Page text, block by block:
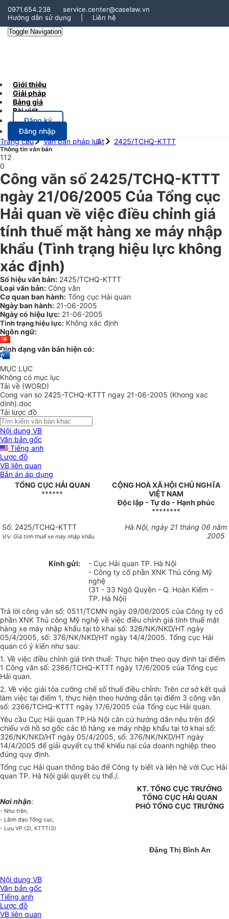
0971.654.238
service.center@caselaw.vn
Hướng dẫn sử dụng
Liên hệ
Toggle Navigation
Giới thiệu
Giải pháp
Bảng giá
Bài viết
Đăng ký
Đăng nhập
Trang chủ
Văn bản pháp luật 2425/TCHQ-KTTT
Thông tin văn bản
112
0
Công văn số 2425/TCHQ-KTTT
ngày 21/06/2005 Của Tổng cục
Hải quan về việc điều chỉnh giá
tính thuế mặt hàng xe máy nhập
khẩu (Tình trạng hiệu lực không
xác định)
Số hiệu văn bản: 2425/TCHQ-KTTT
Loại văn bản: Công văn
Cơ quan ban hành: Tổng cục Hải quan
Ngày ban hành: 21-06-2005
Ngày có hiệu lực: 21-06-2005
Tình trạng hiệu lực: Không xác định
Ngôn ngữ:
Định dạng văn bản hiện có:
MỤC LỤC
Không có mục lục
Tải về (WORD)
Cong van so 2425-TCHQ-KTTT ngay 21-06-2005 (Khong xac
dinh).doc
Tải lược đồ
Nội dung VB
Văn bản gốc
Tiếng anh
Lược đồ
VB liên quan
Bản án áp dụng
TỔNG CỤC HẢI QUAN
******
CỘNG HOÀ XÃ HỘI CHỦ NGHĨA
VIỆT NAM
Độc lập - Tự do - Hạnh phúc
********
Số: 2425/TCHQ-KTTT
V/v: Giá tính thuế xe máy nhập khẩu.
Hà Nội, ngày 21 tháng 06 năm
2005
Kính gửi:
- Cục Hải quan TP. Hà Nội
- Công ty cổ phần XNK Thủ công Mỹ
nghệ
(31 - 33 Ngô Quyền - Q. Hoàn Kiếm -
TP. Hà Nội)
Trả lời công văn số: 0511/TCMN ngày 09/06/2005 của Công ty cổ
phần XNK Thủ công Mỹ nghệ về việc điều chỉnh giá tính thuế mặt
hàng xe máy nhập khẩu tại tờ khai số: 326/NK/NKD/HT ngày
05/4/2005, số: 376/NK/NKD/HT ngày 14/4/2005. Tổng cục Hải
quan có ý kiến như sau:
1. Về việc điều chỉnh giá tính thuế: Thực hiện theo quy định tại điểm
1 Công văn số: 2366/TCHQ-KTTT ngày 17/6/2005 của Tổng cục
Hải quan.
2. Về việc giải tỏa cưỡng chế số thuế điều chỉnh: Trên cơ sở kết quả
làm việc tại điểm 1, thực hiện theo hướng dẫn tại điểm 3 công văn
số: 2366/TCHQ-KTTT ngày 17/6/2005 của Tổng cục Hải quan.
Yêu cầu Cục Hải quan TP.Hà Nội căn cứ hướng dẫn nêu trên đối
chiếu với hồ sơ gốc các lô hàng xe máy nhập khẩu tại tờ khai số:
326/NK/NKD/HT ngày 05/4/2005, số: 376/NK/NKD/HT ngày
14/4/2005 để giải quyết cụ thể khiếu nại của doanh nghiệp theo
đúng quy định.
Tổng cục Hải quan thông báo để Công ty biết và liên hệ với Cục Hải
quan TP. Hà Nội giải quyết cụ thể./.
Nơi nhận:
- Như trên,
- Lãnh đạo Tổng cục,
- Lưu VP (2), KTTT(3)
KT. TỔNG CỤC TRƯỞNG
TỔNG CỤC HẢI QUAN
PHÓ TỔNG CỤC TRƯỞNG
Đặng Thị Bình An
Nội dung VB
Văn bản gốc
Tiếng anh
Lược đồ
VB liên quan